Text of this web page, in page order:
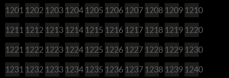
1201 1202 1203 1204 1205 1206 1207 1208 1209 1210
1211 1212 1213 1214 1215 1216 1217 1218 1219 1220
1221 1222 1223 1224 1225 1226 1227 1228 1229 1230
1231 1232 1233 1234 1235 1236 1237 1238 1239 1240